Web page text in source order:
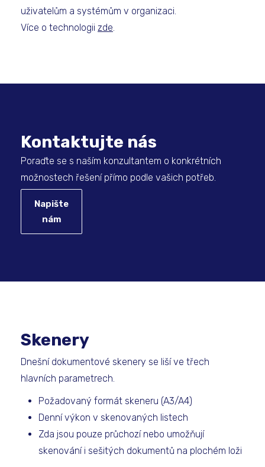
uživatelům a systémům v organizaci.
Více o technologii zde.
Kontaktujte nás
Poraďte se s naším konzultantem o konkrétních
možnostech řešení přímo podle vašich potřeb.
Napište
nám
Skenery
Dnešní dokumentové skenery se liší ve třech
hlavních parametrech.
Požadovaný formát skeneru (A3/A4)
Denní výkon v skenovaných listech
Zda jsou pouze průchozí nebo umožňují
skenování i sešitých dokumentů na plochém loži